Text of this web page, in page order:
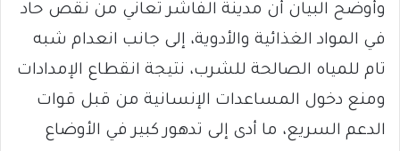
وأوضح البيان أن مدينة الفاشر تعاني من نقص حاد
في المواد الغذائية والأدوية، إلى جانب انعدام شبه
تام للمياه الصالحة للشرب، نتيجة انقطاع الإمدادات
ومنع دخول المساعدات الإنسانية من قبل قوات
الدعم السريع، ما أدى إلى تدهور كبير في الأوضاع